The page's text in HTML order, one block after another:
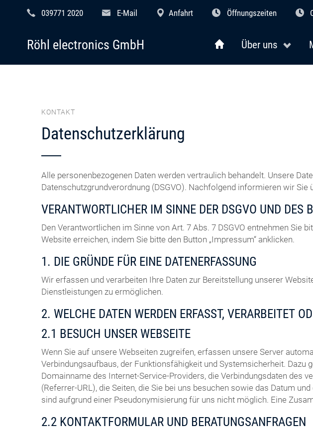
039771 2020 E-Mail Anfahrt Öffnungszeiten
Über uns
Röhl electronics GmbH
KONTAKT
Datenschutzerklärung
Alle personenbezogenen Daten werden vertraulich behandelt. Unsere
Datenschutzgrundverordnung (DSGVO). Nachfolgend informieren wir Sie
VERANTWORTLICHER IM SINNE DER DSGVO UND DES
Den Verantwortlichen im Sinne von Art. 7 Abs. 7 DSGVO entnehmen Sie
Website erreichen, indem Sie bitte den Button „Impressum“ anklicken.
1. DIE GRÜNDE FÜR EINE DATENERFASSUNG
Wir erfassen und verarbeiten Ihre Daten zur Bereitstellung unserer
Dienstleistungen zu ermöglichen.
2. WELCHE DATEN WERDEN ERFASST, VERARBEITET
2.1 BESUCH UNSER WEBSEITE
Wenn Sie auf unsere Webseiten zugreifen, erfassen unsere Server
Verbindungsaufbaus, der Funktionsfähigkeit und Systemsicherheit.
Domainname des Internet-Service-Providers, die Verbindungsdaten des
(Referrer-URL), die Seiten, die Sie bei uns besuchen sowie das Datum
sind aufgrund einer Pseudonymisierung für uns nicht möglich. Eine
2.2 KONTAKTFORMULAR UND BERATUNGSANFRAGEN